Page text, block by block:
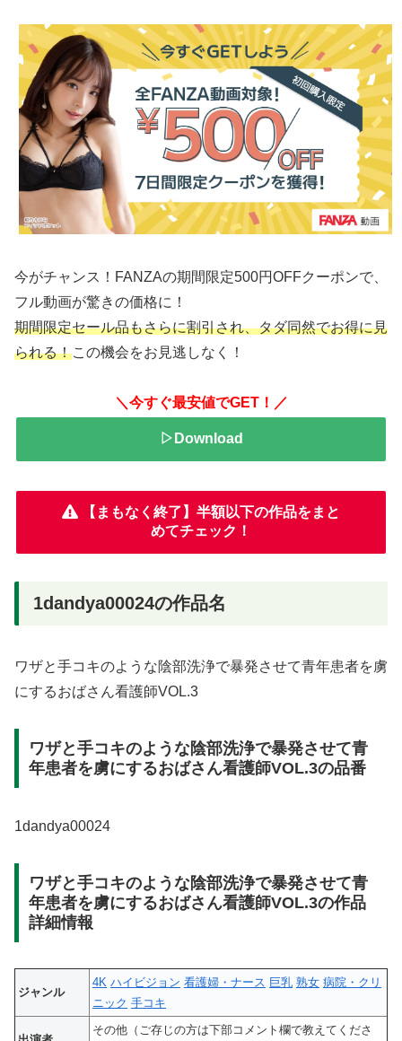
今がチャンス！FANZAの期間限定500円OFFクーポンで、
フル動画が驚きの価格に！
期間限定セール品もさらに割引され、タダ同然でお得に見
られる！この機会をお見逃しなく！
＼今すぐ最安値でGET！／
▷Download
【まもなく終了】半額以下の作品をまと
めてチェック！
1dandya00024の作品名
ワザと手コキのような陰部洗浄で暴発させて青年患者を虜
にするおばさん看護師VOL.3
ワザと手コキのような陰部洗浄で暴発させて青
年患者を虜にするおばさん看護師VOL.3の品番
1dandya00024
ワザと手コキのような陰部洗浄で暴発させて青
年患者を虜にするおばさん看護師VOL.3の作品
詳細情報
ジャンル
4K ハイビジョン 看護婦・ナース 巨乳 熟女 病院・クリ
ニック 手コキ
その他（ご存じの方は下部コメント欄で教えてくださ